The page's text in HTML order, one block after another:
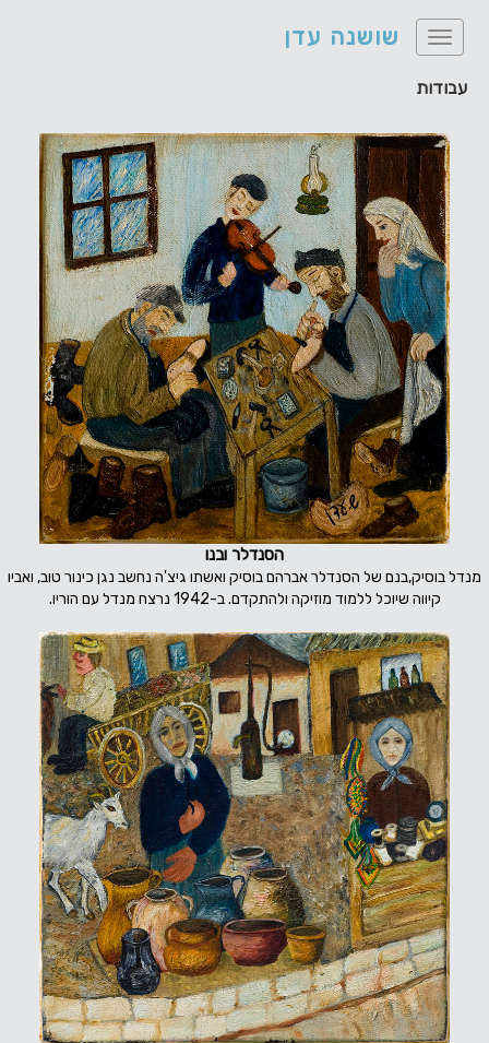
Toggleשושנה עדן
עבודות
הסנדלר ובנו
מנדל בוסיק,בנם של הסנדלר אברהם בוסיק ואשתו גיצ'ה נחשב נגן כינור טוב, ואביו
קיווה שיוכל ללמוד מוזיקה ולהתקדם. ב-1942 נרצח מנדל עם הוריו.